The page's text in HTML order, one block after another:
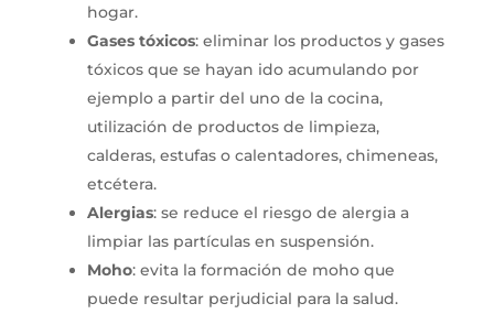
hogar.
Gases tóxicos: eliminar los productos y gases
tóxicos que se hayan ido acumulando por
ejemplo a partir del uno de la cocina,
utilización de productos de limpieza,
calderas, estufas o calentadores, chimeneas,
etcétera.
Alergias: se reduce el riesgo de alergia a
limpiar las partículas en suspensión.
Moho: evita la formación de moho que
puede resultar perjudicial para la salud.